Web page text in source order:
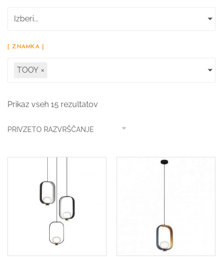
Izberi...
[ ZNAMKA ]
TOOY ×
Prikaz vseh 15 rezultatov